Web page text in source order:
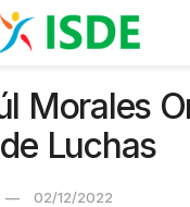
Morales
Luchas
02/12/2022